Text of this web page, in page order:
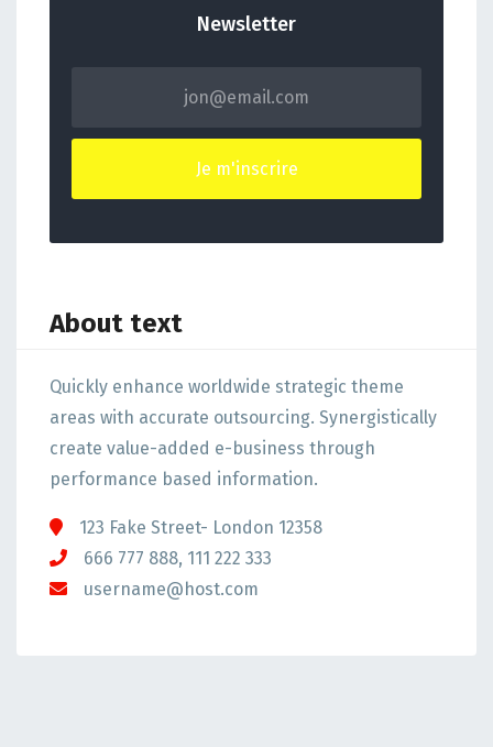
Newsletter
About text
Quickly enhance worldwide strategic theme
areas with accurate outsourcing. Synergistically
create value-added e-business through
performance based information.
123 Fake Street- London 12358
666 777 888, 111 222 333
username@host.com